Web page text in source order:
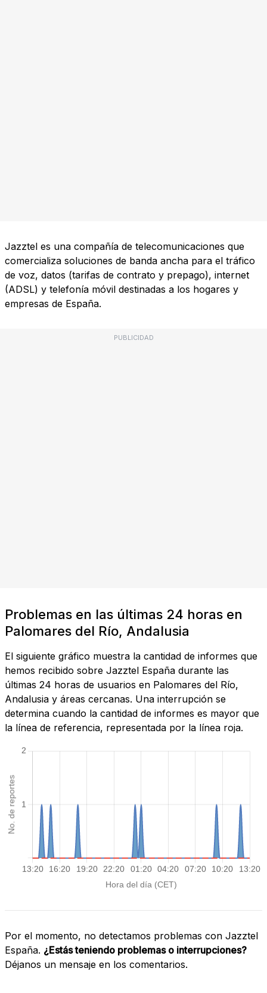
Jazztel es una compañía de telecomunicaciones que
comercializa soluciones de banda ancha para el tráfico
de voz, datos (tarifas de contrato y prepago), internet
(ADSL) y telefonía móvil destinadas a los hogares y
empresas de España.
PUBLICIDAD
Problemas en las últimas 24 horas en
Palomares del Río, Andalusia
El siguiente gráfico muestra la cantidad de informes que
hemos recibido sobre Jazztel España durante las
últimas 24 horas de usuarios en Palomares del Río,
Andalusia y áreas cercanas. Una interrupción se
determina cuando la cantidad de informes es mayor que
la línea de referencia, representada por la línea roja.
Por el momento, no detectamos problemas con Jazztel
España. ¿Estás teniendo problemas o interrupciones?
Déjanos un mensaje en los comentarios.